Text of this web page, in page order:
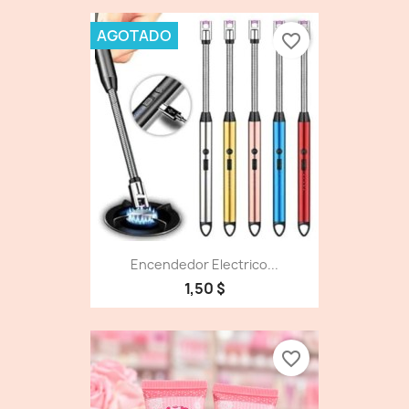
Encendedor Electrico...
1,50 $
AGOTADO favorite_border
favorite_border